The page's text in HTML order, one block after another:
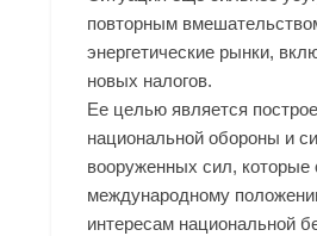
повторным
энергетические рынки,
новых налогов.
Ее целью является
национальной обороны и
вооруженных сил, которые
международному
интересам национальной